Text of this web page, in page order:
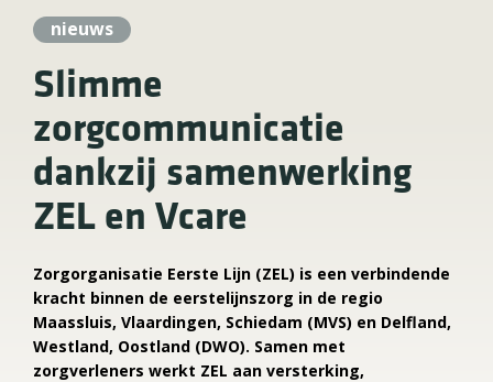
nieuws
Slimme
zorgcommunicatie
dankzij samenwerking
ZEL en Vcare
Zorgorganisatie Eerste Lijn (ZEL) is een verbindende
kracht binnen de eerstelijnszorg in de regio
Maassluis, Vlaardingen, Schiedam (MVS) en Delfland,
Westland, Oostland (DWO). Samen met
zorgverleners werkt ZEL aan versterking,